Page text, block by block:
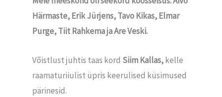
Härmaste, Erik Jürjens, Tavo Kikas, Elmar
Purge, Tiit Rahkema ja Are Veski.
Võistlust juhtis taas kord Siim Kallas,kelle
raamaturiiulist üpris keerulised küsimused
pärinesid.